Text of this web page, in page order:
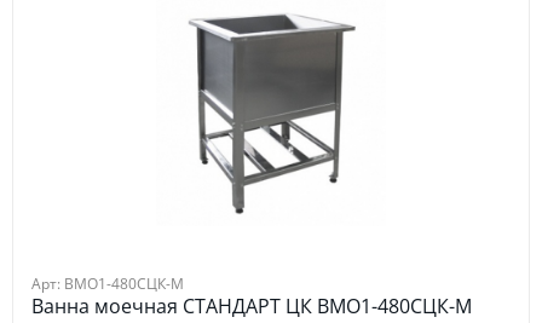
Арт: ВМО1-480СЦК-М
Ванна моечная СТАНДАРТ ЦК ВМО1-480СЦК-М